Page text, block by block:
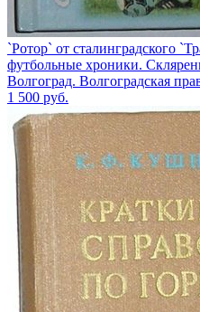
`Ротор` от сталинградского
футбольные хроники.
Волгоград. Волгоградская
1 500 руб.